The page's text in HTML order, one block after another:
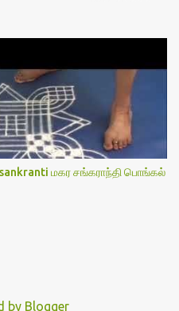
poojai
thiruvilakku pooja
in tamil. i.e Archanai slokam
the pooja procedures.Hope
all the sloka pictures from our
have also typed the Shodasha
& English. If u want to use
ask our permission.Thanks for
மகர சங்கராந்தி பொங்கல்
by Blogger